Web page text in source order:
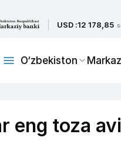
USD :12 178,85
O‘zbekiston
eng toza